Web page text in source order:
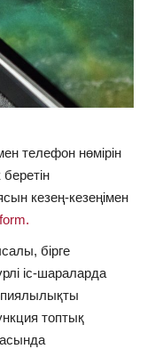
телефон нөмірін
кезең-кезеңімен
бірге
іс-шараларда
топтық